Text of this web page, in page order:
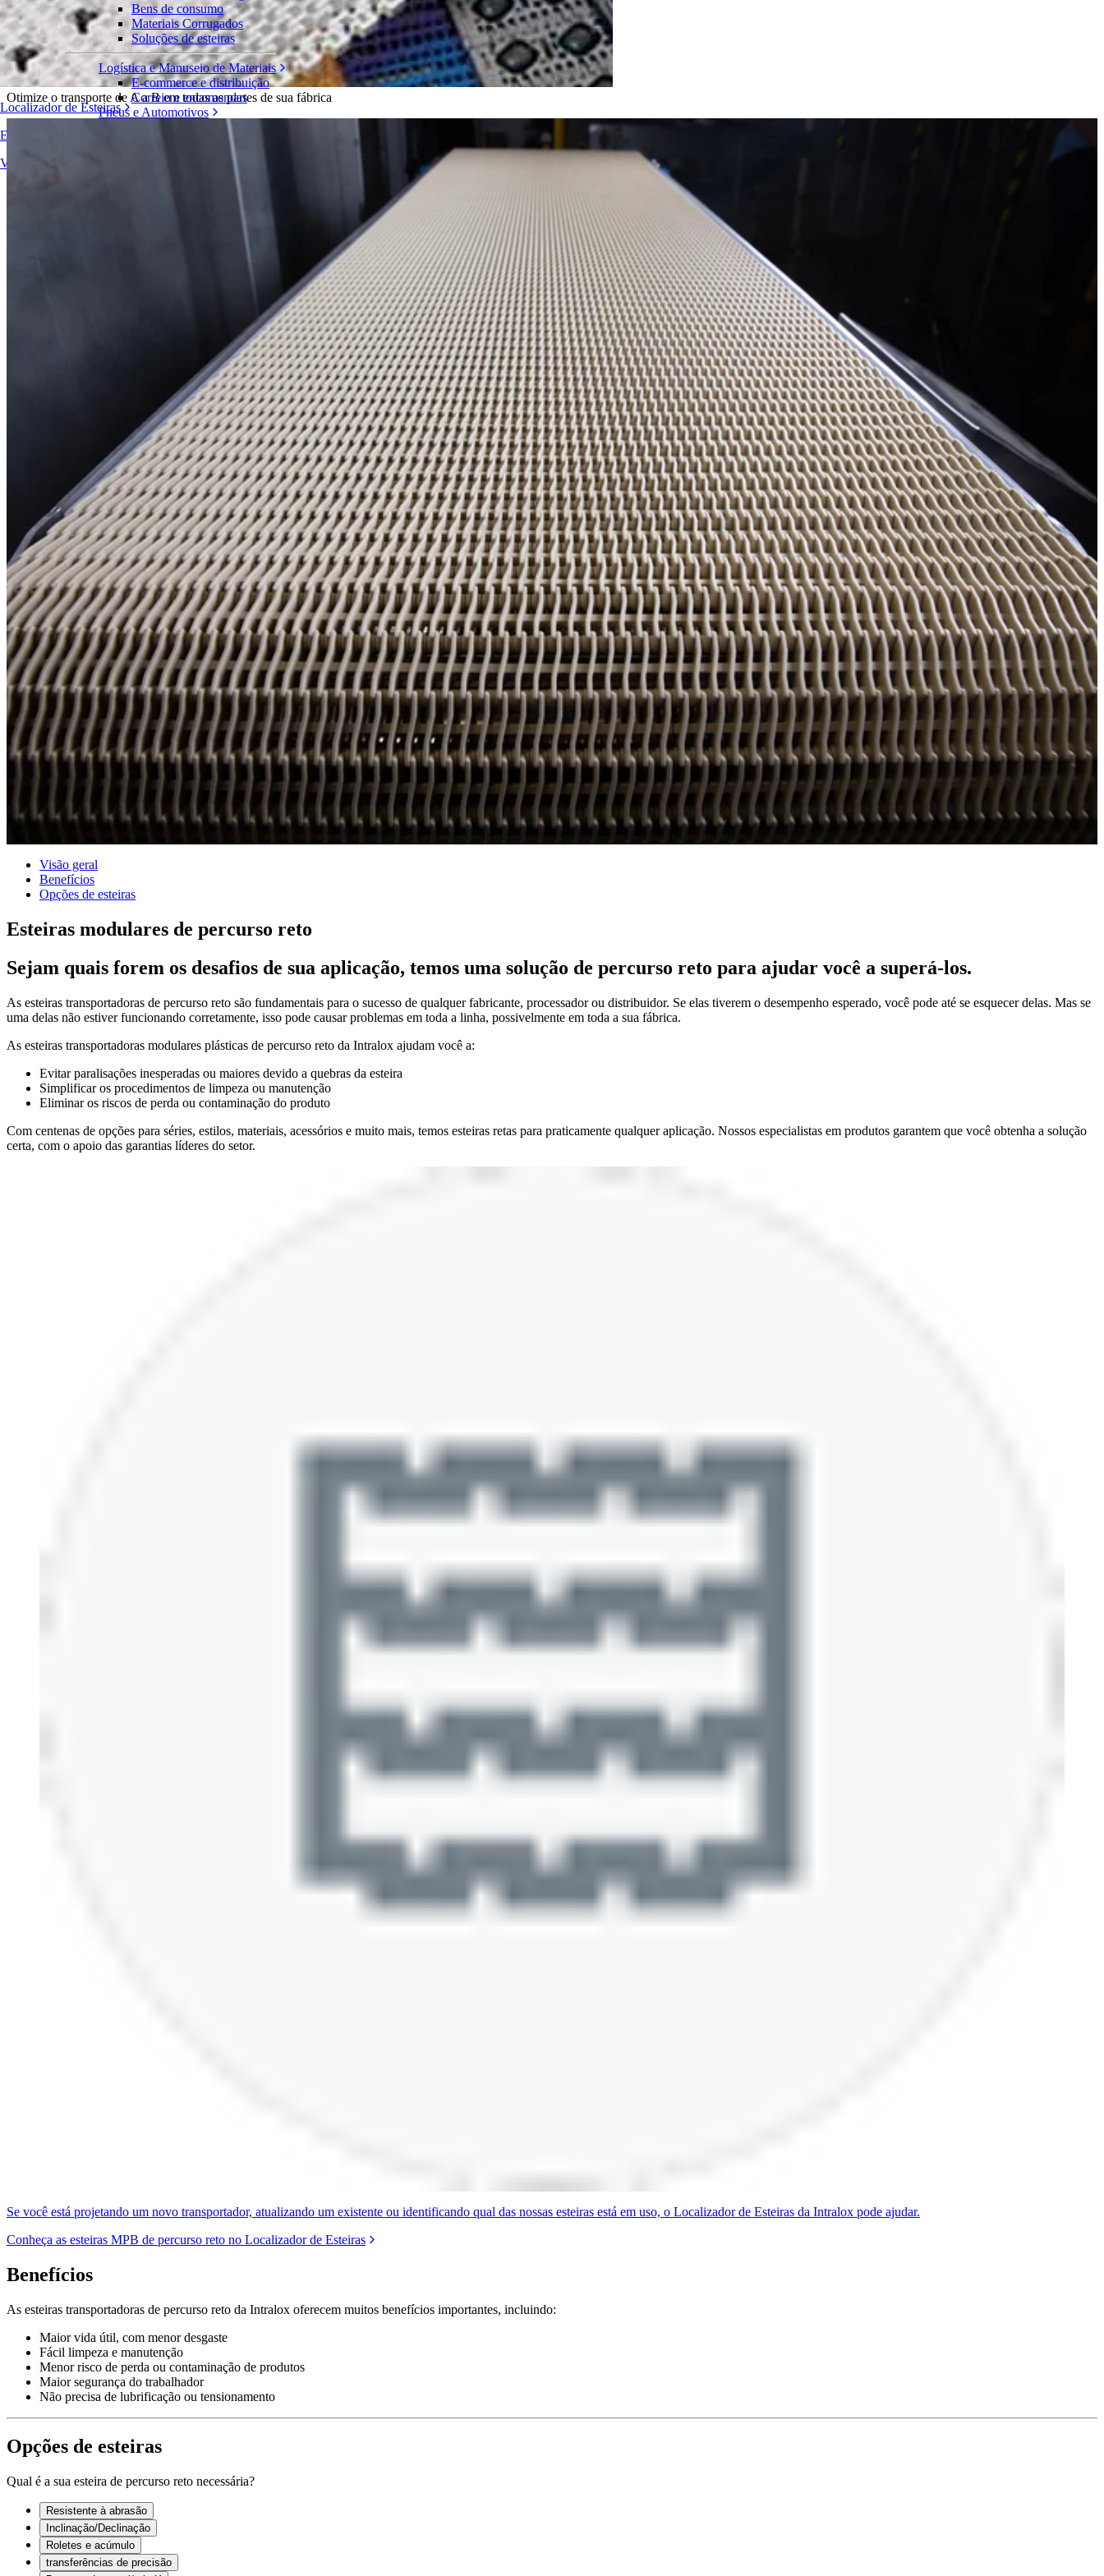
Localizador de Esteiras
Encontre informações técnicas detalhadas sobre nossas esteiras transportadoras, componentes, acessórios e muito mais
Visão geral dos produtos
Bens de consumo
Materiais Corrugados
Soluções de esteiras
Logística e Manuseio de Materiais
E-commerce e distribuição
Correio e encomendas
Pneus e Automotivos
Produtos
Esteiras modulares plásticas
Esteiras de percurso reto
Levando você adiante
Otimize o transporte de A a B em todas as partes de sua fábrica
Visão geral
Benefícios
Opções de esteiras
Esteiras modulares de percurso reto
Sejam quais forem os desafios de sua aplicação, temos uma solução de percurso reto para ajudar você a superá-los.
As esteiras transportadoras de percurso reto são fundamentais para o sucesso de qualquer fabricante, processador ou distribuidor. Se elas tiverem o desempenho esperado, você pode até se esquecer delas. Mas se
uma delas não estiver funcionando corretamente, isso pode causar problemas em toda a linha, possivelmente em toda a sua fábrica.
As esteiras transportadoras modulares plásticas de percurso reto da Intralox ajudam você a:
Evitar paralisações inesperadas ou maiores devido a quebras da esteira
Simplificar os procedimentos de limpeza ou manutenção
Eliminar os riscos de perda ou contaminação do produto
Com centenas de opções para séries, estilos, materiais, acessórios e muito mais, temos esteiras retas para praticamente qualquer aplicação. Nossos especialistas em produtos garantem que você obtenha a solução
certa, com o apoio das garantias líderes do setor.
Se você está projetando um novo transportador, atualizando um existente ou identificando qual das nossas esteiras está em uso, o Localizador de Esteiras da Intralox pode ajudar.
Conheça as esteiras MPB de percurso reto no Localizador de Esteiras
Benefícios
As esteiras transportadoras de percurso reto da Intralox oferecem muitos benefícios importantes, incluindo:
Maior vida útil, com menor desgaste
Fácil limpeza e manutenção
Menor risco de perda ou contaminação de produtos
Maior segurança do trabalhador
Não precisa de lubrificação ou tensionamento
Opções de esteiras
Qual é a sua esteira de percurso reto necessária?
Resistente à abrasão
Inclinação/Declinação
Roletes e acúmulo
transferências de precisão